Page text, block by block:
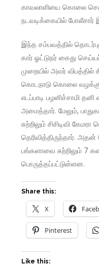
காவலாளியை கொலை
நடவடிக்கையில் போலீசார்
இந்த சம்பவத்தில்
கார் ஓட்டுநர் கைது
முறையில் அவர் விபத்தில்
கொடநாடு கொலை வழக்கு
எடப்பாடி பழனிச்சாமி
அமைத்தார். மேலும்,
சுற்றிலும் சிசிடிவி
தெரிவித்திருந்தார்.
பங்களாவை சுற்றிலும் 7
பொருத்தப்பட்டுள்ளன.
Share this:
X
Pinterest
Like this: